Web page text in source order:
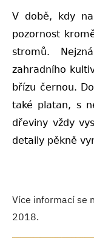
V době, kdy
pozornost
stromů.
zahradního
břízu černou.
také platan, s
dřeviny vždy
detaily pěkně
Více informací se
2018.